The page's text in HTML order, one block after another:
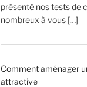
présenté nos tests de
nombreux à vous […]
Comment aménager
attractive